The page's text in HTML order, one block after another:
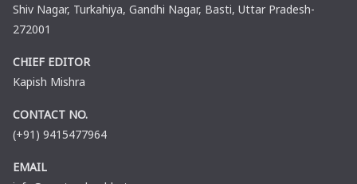
Shiv Nagar, Turkahiya, Gandhi Nagar, Basti, Uttar Pradesh-
272001
CHIEF EDITOR
Kapish Mishra
CONTACT NO.
(+91) 9415477964
EMAIL